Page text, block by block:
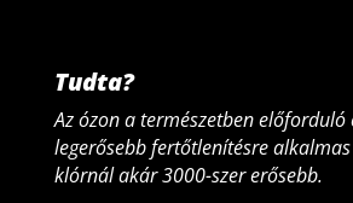
Tudta?
Az ózon a természetben előforduló
legerősebb fertőtlenítésre
klórnál akár 3000-szer erősebb.